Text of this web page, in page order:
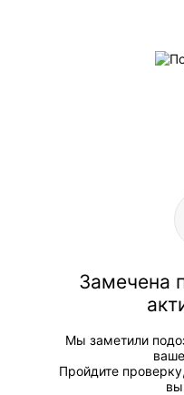
Замечена
Мы заметили
Пройдите